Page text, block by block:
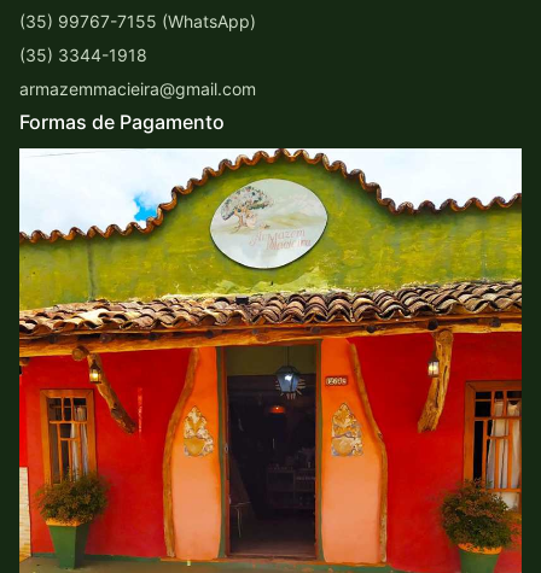
(35) 99767-7155 (WhatsApp)
(35) 3344-1918
armazemmacieira@gmail.com
Formas de Pagamento